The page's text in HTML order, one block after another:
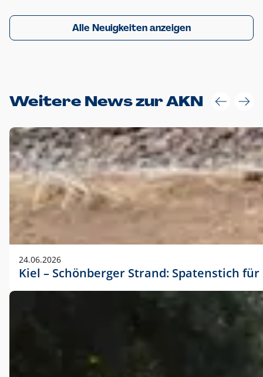
Alle Neuigkeiten anzeigen
Weitere News zur AKN
24.06.2026
Kiel – Schönberger Strand: Spatenstich